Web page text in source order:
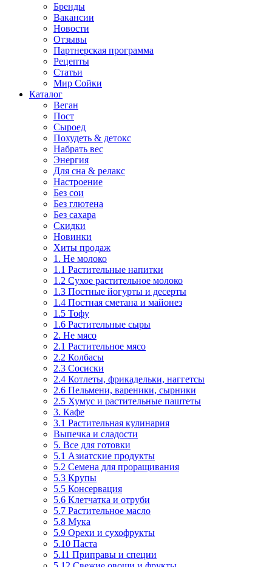
Бренды
Вакансии
Новости
Отзывы
Партнерская программа
Рецепты
Статьи
Мир Сойки
Каталог
Веган
Пост
Сыроед
Похудеть & детокс
Набрать вес
Энергия
Для сна & релакс
Настроение
Без сои
Без глютена
Без сахара
Скидки
Новинки
Хиты продаж
1. Не молоко
1.1 Растительные напитки
1.2 Сухое растительное молоко
1.3 Постные йогурты и десерты
1.4 Постная сметана и майонез
1.5 Тофу
1.6 Растительные сыры
2. Не мясо
2.1 Растительное мясо
2.2 Колбасы
2.3 Сосиски
2.4 Котлеты, фрикадельки, наггетсы
2.6 Пельмени, вареники, сырники
2.5 Хумус и растительные паштеты
3. Кафе
3.1 Растительная кулинария
Выпечка и сладости
5. Все для готовки
5.1 Азиатские продукты
5.2 Семена для проращивания
5.3 Крупы
5.5 Консервация
5.6 Клетчатка и отруби
5.7 Растительное масло
5.8 Мука
5.9 Орехи и сухофрукты
5.10 Паста
5.11 Приправы и специи